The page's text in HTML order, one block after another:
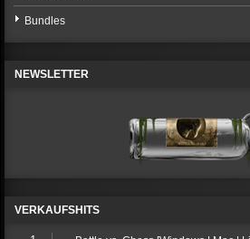
Bundles
NEWSLETTER
VERKAUFSHITS